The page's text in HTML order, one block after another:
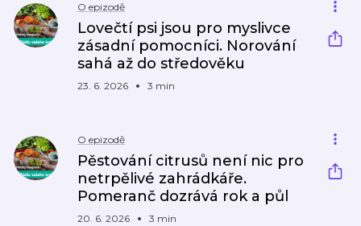
O epizodě
Lovečtí psi jsou pro myslivce
zásadní pomocníci. Norování
sahá až do středověku
23. 6. 2026 3 min
O epizodě
Pěstování citrusů není nic pro
netrpělivé zahrádkáře.
Pomeranč dozrává rok a půl
20. 6. 2026 3 min